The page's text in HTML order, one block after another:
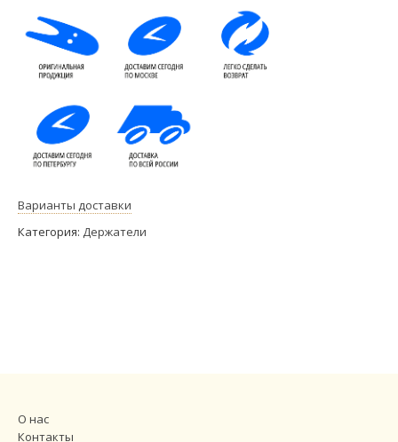
Варианты доставки
Категория: Держатели
О нас
Контакты